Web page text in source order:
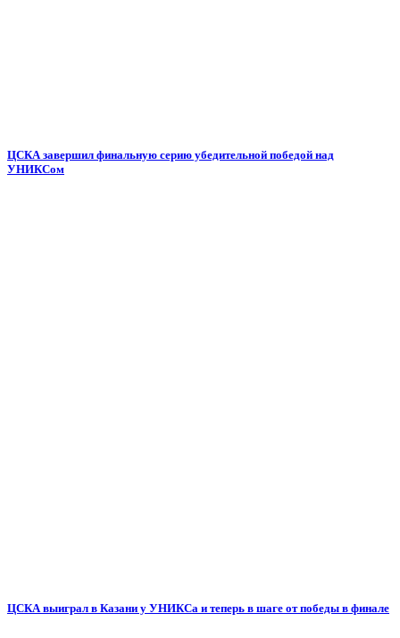
ЦСКА завершил финальную серию убедительной победой над
УНИКСом
ЦСКА выиграл в Казани у УНИКСа и теперь в шаге от победы в финале